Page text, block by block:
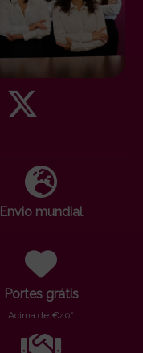
Envio mundial
Portes grátis
Acima de €40*